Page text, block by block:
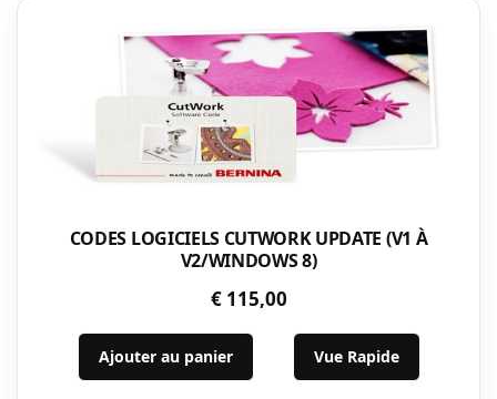
CODES LOGICIELS CUTWORK UPDATE (V1 À
V2/WINDOWS 8)
€115,00
Ajouter au panier Vue Rapide